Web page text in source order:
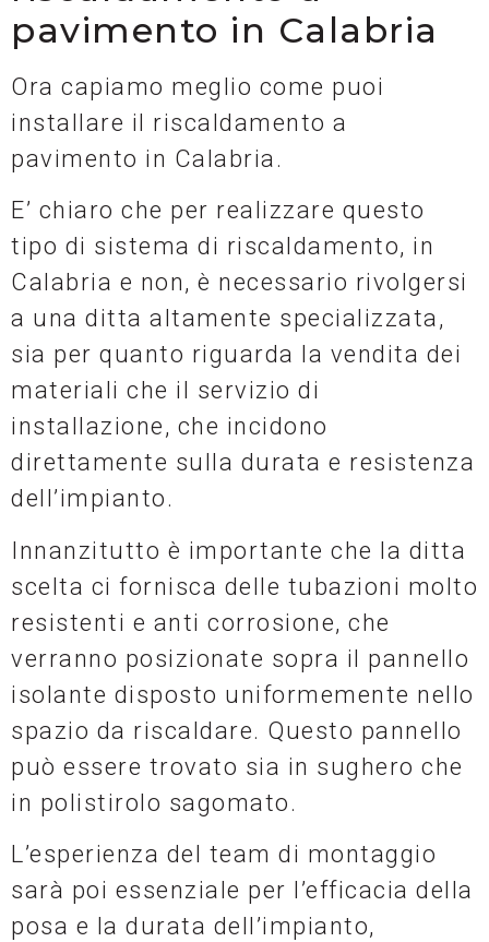
pavimento in Calabria
Ora capiamo meglio come puoi
installare il riscaldamento a
pavimento in Calabria.
E’ chiaro che per realizzare questo
tipo di sistema di riscaldamento, in
Calabria e non, è necessario rivolgersi
a una ditta altamente specializzata,
sia per quanto riguarda la vendita dei
materiali che il servizio di
installazione, che incidono
direttamente sulla durata e resistenza
dell’impianto.
Innanzitutto è importante che la ditta
scelta ci fornisca delle tubazioni molto
resistenti e anti corrosione, che
verranno posizionate sopra il pannello
isolante disposto uniformemente nello
spazio da riscaldare. Questo pannello
può essere trovato sia in sughero che
in polistirolo sagomato.
L’esperienza del team di montaggio
sarà poi essenziale per l’efficacia della
posa e la durata dell’impianto,